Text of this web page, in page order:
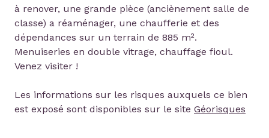
à renover, une grande pièce (anciènement salle de
classe) a réaménager, une chaufferie et des
dépendances sur un terrain de 885 m².
Menuiseries en double vitrage, chauffage fioul.
Venez visiter !
Les informations sur les risques auxquels ce bien
est exposé sont disponibles sur le site Géorisques